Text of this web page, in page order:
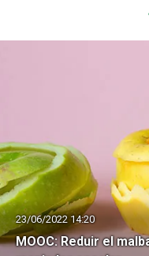
MOOC: Reduir el
23/06/2022 14:20